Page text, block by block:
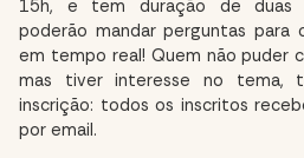
15h, e tem duração de duas
poderão mandar perguntas para
em tempo real! Quem não puder
mas tiver interesse no tema,
inscrição: todos os inscritos
por email.